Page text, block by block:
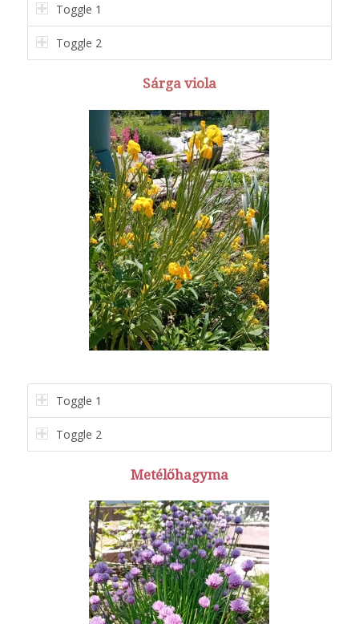
Toggle 1
Toggle 2
Sárga viola
Toggle 1
Toggle 2
Metélőhagyma